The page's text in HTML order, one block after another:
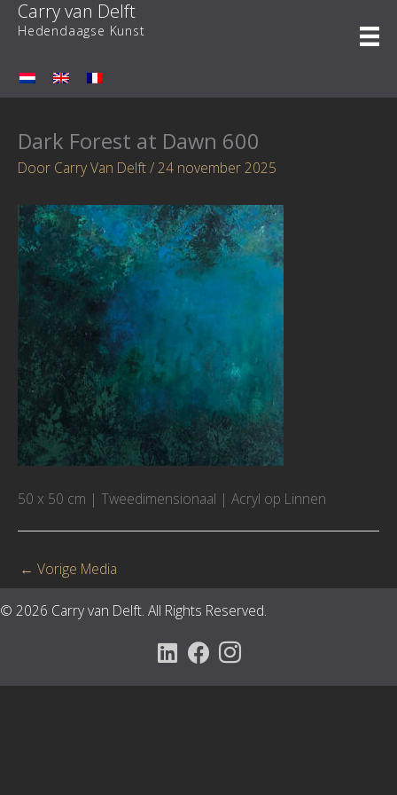
naar
inhoud
Carry van Delft
Hedendaagse Kunst
Dark Forest at Dawn 600
Door Carry Van Delft/24 november 2025
50 x 50 cm | Tweedimensionaal | Acryl op Linnen
← Vorige Media
© 2026 Carry van Delft. All Rights Reserved.